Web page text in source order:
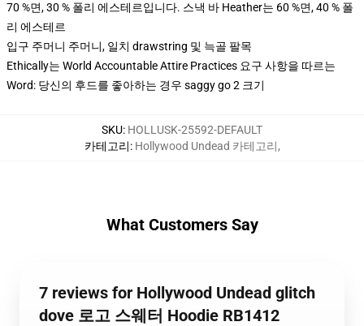
70 %면, 30 % 폴리 에스테르입니다. 스낵 바 Heather는 60 %면, 40 % 폴
리 에스테르
입구 주머니 주머니, 일치 drawstring 및 늑골 팔목
Ethically는 World Accountable Attire Practices 요구 사항을 따르는
Word: 당신의 후드를 좋아하는 경우 saggy go 2 크기
SKU: HOLLUSK-25592-DEFAULT
카테고리: Hollywood Undead 카테고리,
What Customers Say
7 reviews for Hollywood Undead glitch
dove 로고 스웨터 Hoodie RB1412